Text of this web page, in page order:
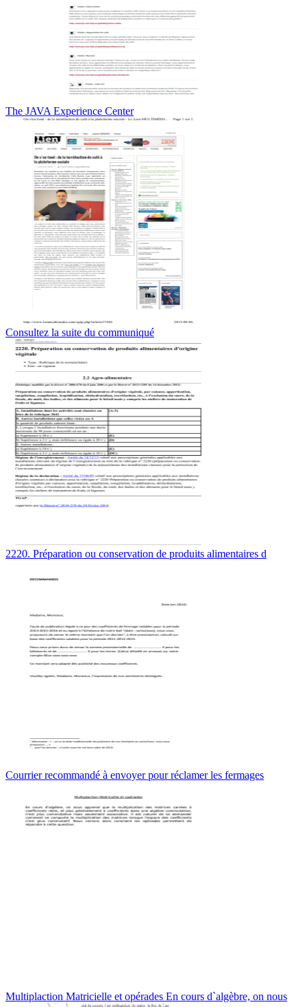
The JAVA Experience Center
Consultez la suite du communiqué
2220. Préparation ou conservation de produits alimentaires d
Courrier recommandé à envoyer pour réclamer les fermages
Multiplaction Matricielle et opérades En cours d`algèbre, on nous